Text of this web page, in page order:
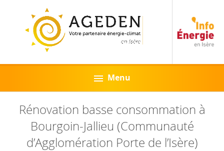
Menu
Rénovation basse consommation à
Bourgoin-Jallieu (Communauté
d’Agglomération Porte de l’Isère)